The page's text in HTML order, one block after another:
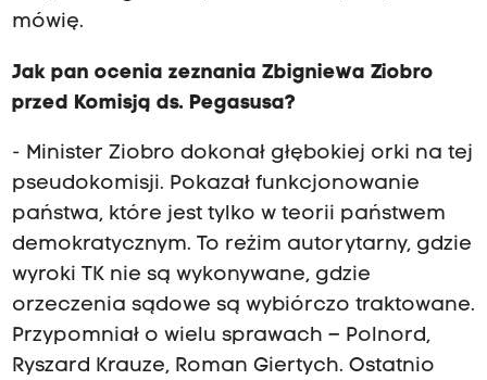
mówię.
Jak pan ocenia zeznania Zbigniewa Ziobro
przed Komisją ds. Pegasusa?
- Minister Ziobro dokonał głębokiej orki na tej
pseudokomisji. Pokazał funkcjonowanie
państwa, które jest tylko w teorii państwem
demokratycznym. To reżim autorytarny, gdzie
wyroki TK nie są wykonywane, gdzie
orzeczenia sądowe są wybiórczo traktowane.
Przypomniał o wielu sprawach – Polnord,
Ryszard Krauze, Roman Giertych. Ostatnio